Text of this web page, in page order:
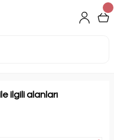
ilgili alanları